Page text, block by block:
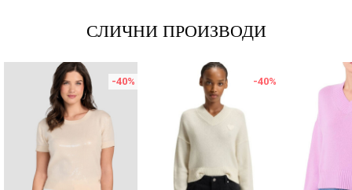
СЛИЧНИ ПРОИЗВОДИ
-40% -40%